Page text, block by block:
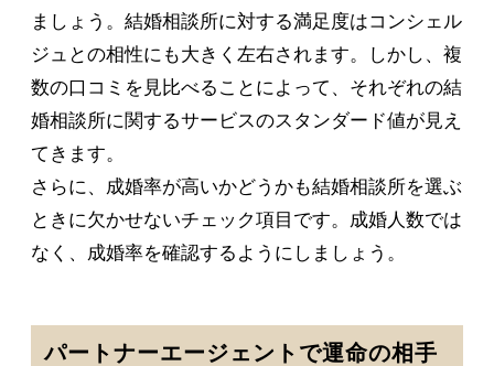
ましょう。結婚相談所に対する満足度はコンシェル
ジュとの相性にも大きく左右されます。しかし、複
数の口コミを見比べることによって、それぞれの結
婚相談所に関するサービスのスタンダード値が見え
てきます。
さらに、成婚率が高いかどうかも結婚相談所を選ぶ
ときに欠かせないチェック項目です。成婚人数では
なく、成婚率を確認するようにしましょう。
パートナーエージェントで運命の相手